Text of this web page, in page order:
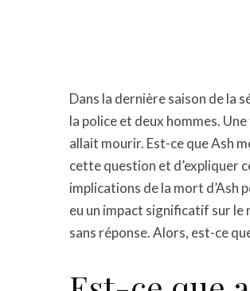
Dans la dernière saison de la
la police et deux hommes.
allait mourir. Est-ce que Ash
cette question et d’expliquer
implications de la mort d’Ash
eu un impact significatif sur le
sans réponse. Alors, est-ce